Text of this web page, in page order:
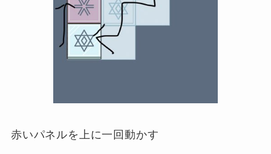
赤いパネルを上に一回動かす